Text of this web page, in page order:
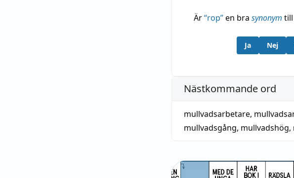
Är“rop”en bra synonym
Ja Nej
Nästkommande ord
mullvadsarbetare,
mullvadsgång, mullvadshög,